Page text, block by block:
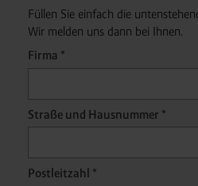
Füllen Sie einfach die
Wir melden uns dann bei Ihnen.
Firma *
Straße und Hausnummer *
Postleitzahl *